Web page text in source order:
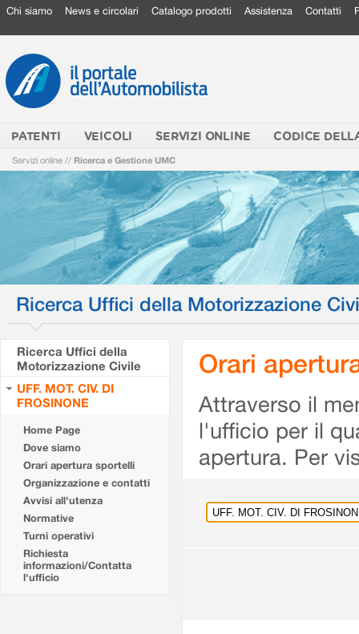
Chi siamo News e circolari Catalogo prodotti Assistenza Contatti
PATENTI VEICOLI SERVIZI ONLINE CODICE
Servizi online // Ricerca e Gestione UMC
Ricerca Uffici della Motorizzazione
Ricerca Uffici della
Motorizzazione Civile
UFF. MOT. CIV. DI
FROSINONE
Home Page
Dove siamo
Orari apertura sportelli
Organizzazione e contatti
Avvisi all'utenza
Normative
Turni operativi
Richiesta
informazioni/Contatta
l'ufficio
Orari
Attraverso il
l'ufficio per il
apertura. Per